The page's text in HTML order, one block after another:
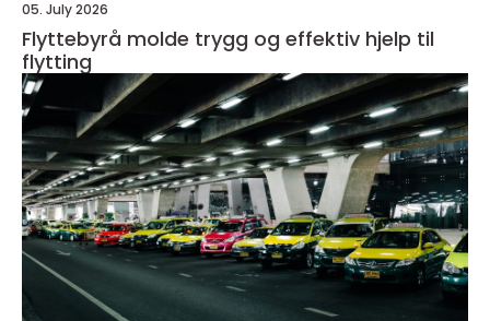
05. July 2026
Flyttebyrå molde trygg og effektiv hjelp til
flytting